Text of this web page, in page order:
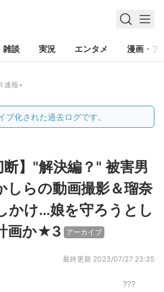
雑談 実況 エンタメ 漫画・ア
速報+
ブ化された過去ログです。
断】"解決編？" 被害男
しらの動画撮影＆瑠奈
かけ…娘を守ろうとし
画か★3
アーカイブ
最終更新 2023/07/27 23:35
???